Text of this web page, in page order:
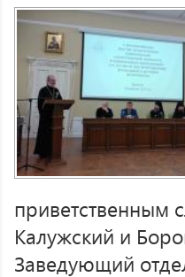
приветственным
Калужский и
Заведующий